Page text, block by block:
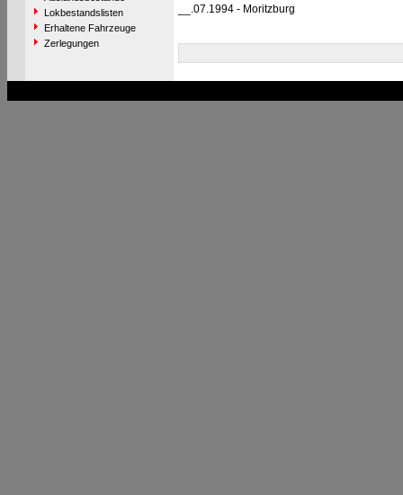
Lokbestandslisten
Erhaltene Fahrzeuge
Zerlegungen
__.07.1994 - Moritzburg